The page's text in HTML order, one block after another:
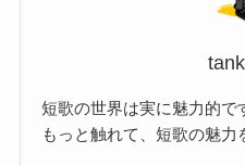
短歌の世界は実に魅力的で
もっと触れて、短歌の魅力